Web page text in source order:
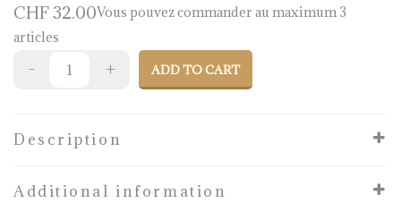
CHF32.00Vous pouvez commander au maximum 3
articles
ADD TO CART
Description
Additional information